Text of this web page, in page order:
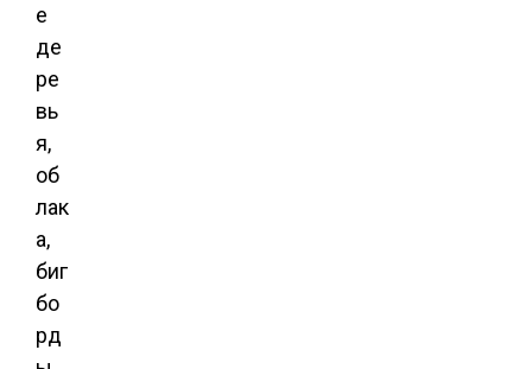
е
де
ре
вь
я,
об
лак
а,
биг
бо
рд